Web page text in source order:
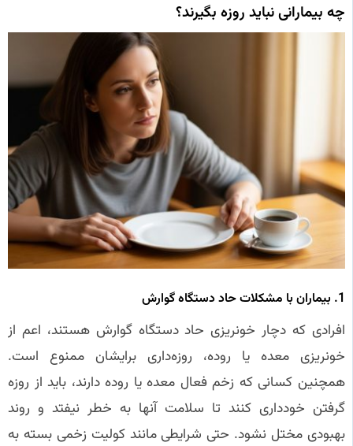
چه بیمارانی نباید روزه بگیرند؟
1. بیماران با مشکلات حاد دستگاه گوارش
افرادی که دچار خونریزی حاد دستگاه گوارش هستند، اعم از
خونریزی معده یا روده، روزه‌داری برایشان ممنوع است.
همچنین کسانی که زخم فعال معده یا روده دارند، باید از روزه
گرفتن خودداری کنند تا سلامت آنها به خطر نیفتد و روند
بهبودی مختل نشود. حتی شرایطی مانند کولیت زخمی بسته به